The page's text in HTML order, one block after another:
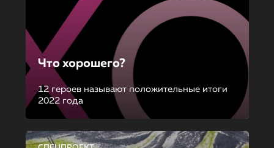
Что хорошего?
12 героев называют положительные итоги
2022 года